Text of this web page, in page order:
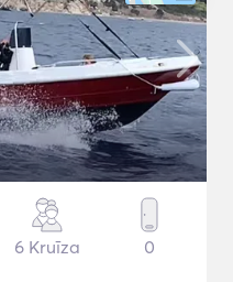
6 Kruīza 0